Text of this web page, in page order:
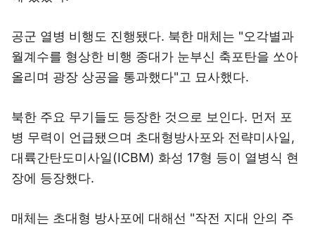
공군 열병 비행도 진행됐다. 북한 매체는 "오각별과
월계수를 형상한 비행 종대가 눈부신 축포탄을 쏘아
올리며 광장 상공을 통과했다"고 묘사했다.
북한 주요 무기들도 등장한 것으로 보인다. 먼저 포
병 무력이 언급됐으며 초대형방사포와 전략미사일,
대륙간탄도미사일(ICBM) 화성 17형 등이 열병식 현
장에 등장했다.
매체는 초대형 방사포에 대해선 "작전 지대 안의 주